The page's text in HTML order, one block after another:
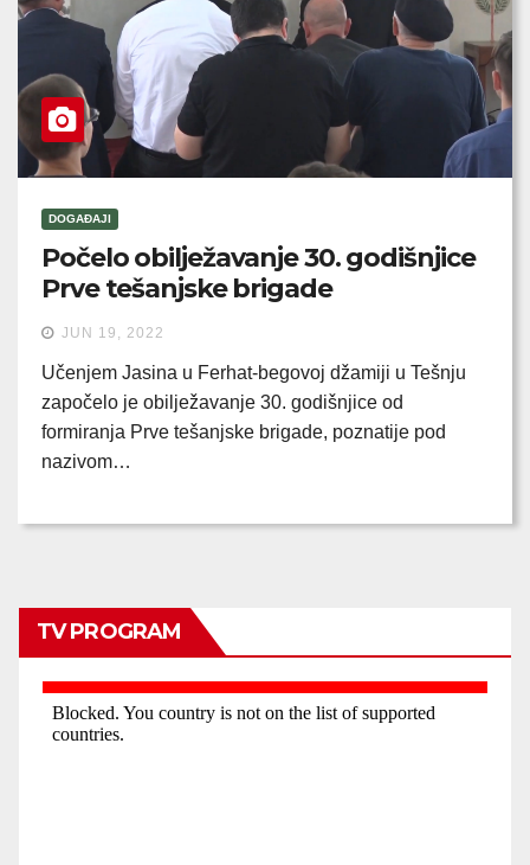
DOGAĐAJI
Počelo obilježavanje 30. godišnjice
Prve tešanjske brigade
JUN 19, 2022
Učenjem Jasina u Ferhat-begovoj džamiji u Tešnju
započelo je obilježavanje 30. godišnjice od
formiranja Prve tešanjske brigade, poznatije pod
nazivom…
TV PROGRAM